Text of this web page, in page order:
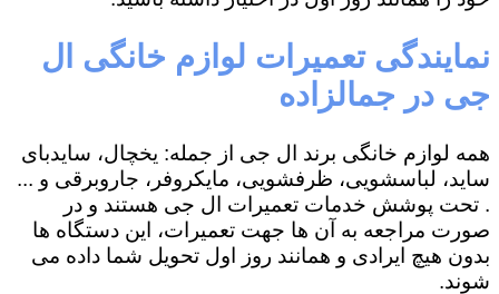
نمایندگی تعمیرات لوازم خانگی ال
جی در جمالزاده
همه لوازم خانگی برند ال جی از جمله: یخچال، سایدبای
ساید، لباسشویی، ظرفشویی، مایکروفر، جاروبرقی و ...
. تحت پوشش خدمات تعمیرات ال جی هستند و در
صورت مراجعه به آن ها جهت تعمیرات، این دستگاه ها
بدون هیچ ایرادی و همانند روز اول تحویل شما داده می
شوند.